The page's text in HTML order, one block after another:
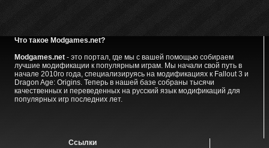
Что такое Modgames.net?
Modgames.net- это портал, где мы с вашей помощью собираем
лучшие модификации к популярным играм. Мы начали свой путь в
начале 2010го года, специализируясь на модификациях к Fallout 3 и
Dragon Age: Origins. Теперь в нашей базе собраны тысячи
качественных и переведенных на русский язык модификаций для
популярных игр последних лет.
Ссылки